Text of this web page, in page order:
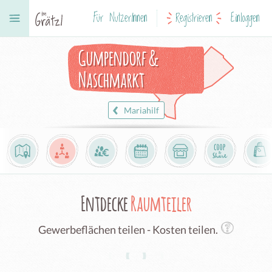
Für NutzerInnen Registrieren Einloggen
Gumpendorf &
Naschmarkt
Mariahilf
EntdeckeRaumteiler
Gewerbeflächen teilen - Kosten teilen.